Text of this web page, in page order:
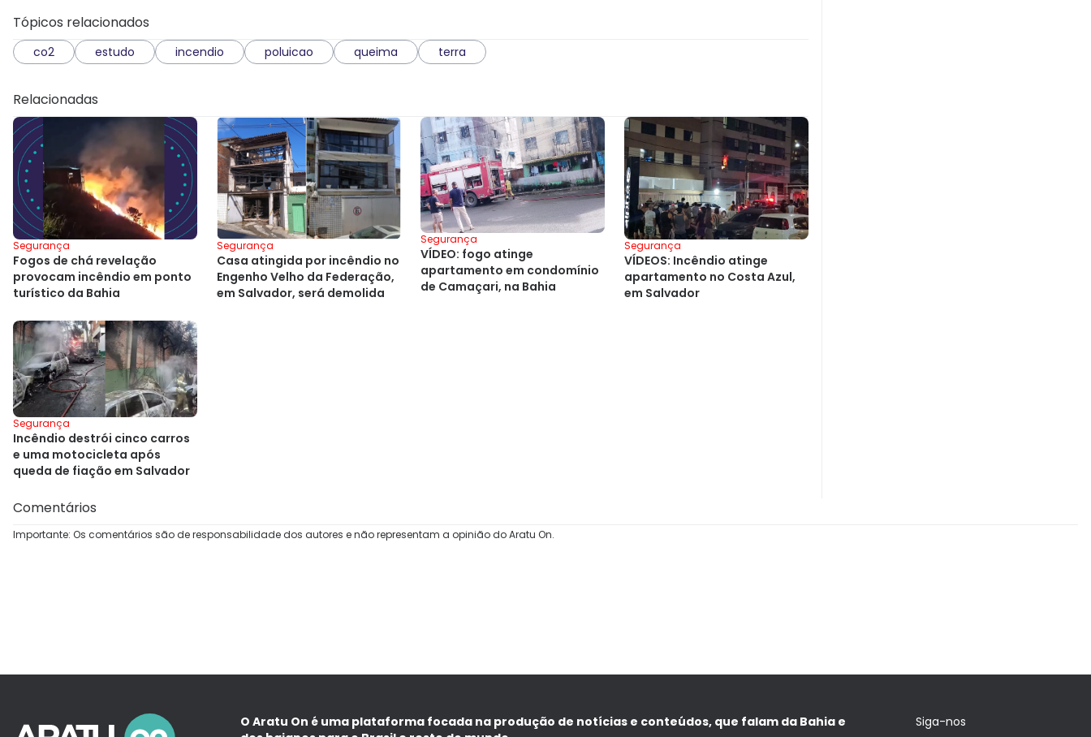
Tópicos relacionados
co2 estudo incendio poluicao queima terra
Relacionadas
Segurança
Fogos de chá revelação
provocam incêndio em ponto
turístico da Bahia
Segurança
Casa atingida por incêndio no
Engenho Velho da Federação,
em Salvador, será demolida
Segurança
VÍDEO: fogo atinge
apartamento em condomínio
de Camaçari, na Bahia
Segurança
VÍDEOS: Incêndio atinge
apartamento no Costa Azul,
em Salvador
Segurança
Incêndio destrói cinco carros
e uma motocicleta após
queda de fiação em Salvador
Comentários
Importante: Os comentários são de responsabilidade dos autores e não representam a opinião do Aratu On.
O Aratu On é uma plataforma focada na produção de notícias e conteúdos, que falam da Bahia e
Siga-nos